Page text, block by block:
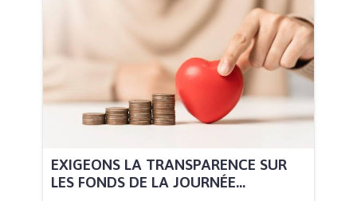
EXIGEONS LA TRANSPARENCE SUR
LES FONDS DE LA JOURNÉE...